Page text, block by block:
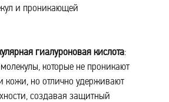
и проникающей
гиалуроновая кислота:
которые не проникают
кожи, но отлично удерживают
создавая защитный